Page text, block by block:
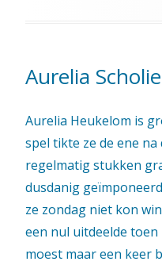
Aurelia
Aurelia Heukelom is
spel tikte ze de ene
regelmatig stukken
dusdanig
ze zondag niet kon
een nul uitdeelde
moest maar een keer